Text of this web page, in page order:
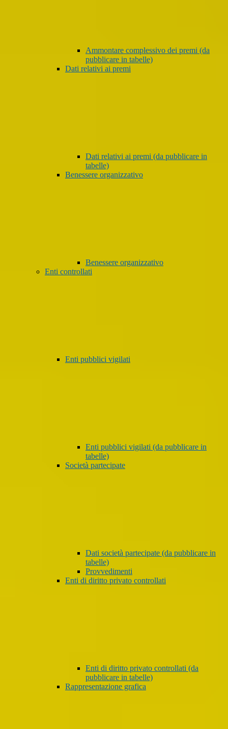
Ammontare complessivo dei premi (da
pubblicare in tabelle)
Dati relativi ai premi
Dati relativi ai premi (da pubblicare in
tabelle)
Benessere organizzativo
Benessere organizzativo
Enti controllati
Enti pubblici vigilati
Enti pubblici vigilati (da pubblicare in
tabelle)
Società partecipate
Dati società partecipate (da pubblicare in
tabelle)
Provvedimenti
Enti di diritto privato controllati
Enti di diritto privato controllati (da
pubblicare in tabelle)
Rappresentazione grafica